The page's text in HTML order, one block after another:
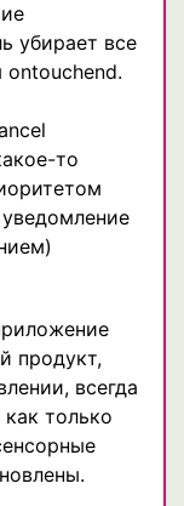
убирает все
то
продукт,
всегда
только